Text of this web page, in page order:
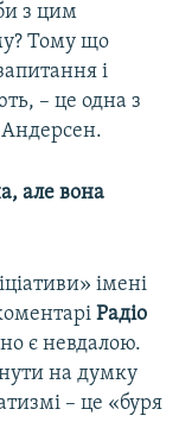
з цим
Тому що
і
– це одна з
Андерсен.
але вона
імені
Радіо
є невдалою.
на думку
– це «буря